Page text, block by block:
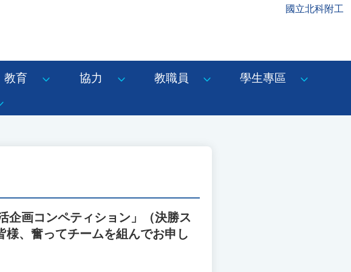
國立北科附工
教育 協力 教職員
學生專區
企画コンペティション」（決勝ス
、奮ってチームを組んでお申し